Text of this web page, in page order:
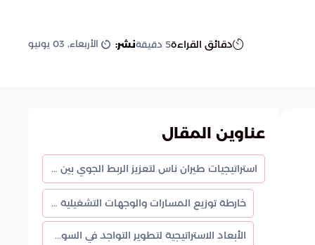
دقائق القراءة5 دقيقةنشر: الأربعاء, 03 يونيو
عناوين المقال
استراتيجيات طيران ناس لتعزيز الربط الجوي بين المملكة والأردن
خارطة توزيع المسارات والوجهات التشغيلية المحدثة
الأبعاد الاستراتيجية لتطوير التواجد في السوق الأردني